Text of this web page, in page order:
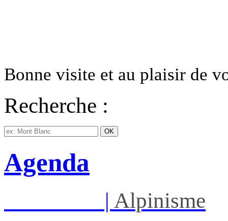
Bonne visite et au plaisir de
Recherche :
Agenda
| Alpinisme